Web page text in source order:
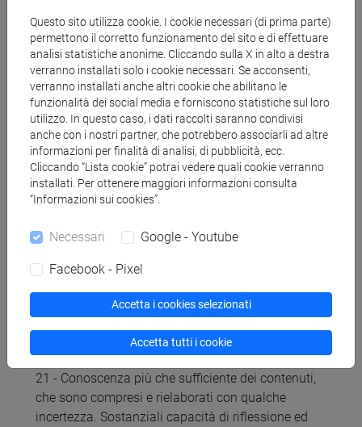
parziale. Inadeguate capacità di riflessione ed
esposizione.
Sufficiente
18 - Conoscenza molto incerta dei contenuti, che
risultano da consolidare, e che sono compresi e
rielaborati in maniera molto incerta. Appena
sufficienti le capacità di riflessione ed esposizione.
19 - Conoscenza incerta dei contenuti, che
risultano da consolidare, e che sono compresi e
di riflessione ed esposizione.
20 - Conoscenza sufficiente dei contenuti, che
risultano ancora in parte da consolidare, e che
sono compresi e rielaborati in maniera incerta.
Sufficienti capacità di riflessione ed esposizione.
Discreto
21 - Conoscenza più che sufficiente dei contenuti,
che sono compresi e rielaborati con qualche
incertezza. Sostanziali capacità di riflessione ed
Questo sito utilizza cookie. I cookie necessari (di prima parte)
permettono il corretto funzionamento del sito e di effettuare
analisi statistiche anonime. Cliccando sulla X in alto a destra
verranno installati solo i cookie necessari. Se acconsenti,
verranno installati anche altri cookie che abilitano le
funzionalità dei social media e forniscono statistiche sul loro
utilizzo. In questo caso, i dati raccolti saranno condivisi
anche con i nostri partner, che potrebbero associarli ad altre
informazioni per finalità di analisi, di pubblicità, ecc.
Cliccando “Lista cookie” potrai vedere quali cookie verranno
installati. Per ottenere maggiori informazioni consulta
“Informazioni sui cookies”.
Necessari Google - Youtube
Facebook - Pixel
Accetta i cookies selezionati
Accetta tutti i cookie